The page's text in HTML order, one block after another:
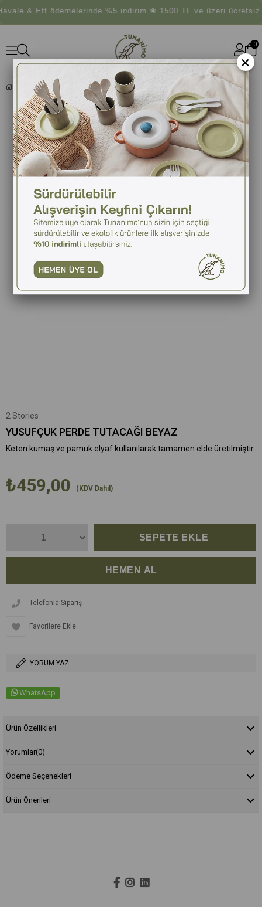
& Eft ödemelerinde %5 indirim ❀ 1500 TL ve üzeri
0
YUSUFÇUK PERDE TUTACAĞI BEYAZ
2 Stories
YUSUFÇUK PERDE TUTACAĞI BEYAZ
Keten kumaş ve pamuk elyaf kullanılarak tamamen elde üretilmiştir.
₺459,00 (KDV Dahil)
Telefonla Sipariş
Favorilere Ekle
YORUM YAZ
WhatsApp
Ürün Özellikleri
Yorumlar(0)
Ödeme Seçenekleri
Ürün Önerileri
×